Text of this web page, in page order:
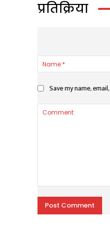
प्रतिक्रिया
Save my name,